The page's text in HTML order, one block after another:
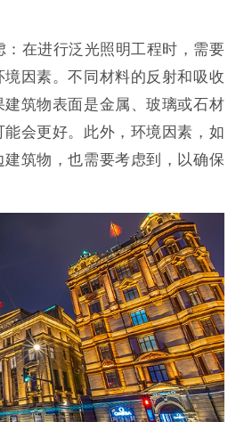
在进行泛光照明工程时，需要
因素。不同材料的反射和吸收
筑物表面是金属、玻璃或石材
会更好。此外，环境因素，如
筑物，也需要考虑到，以确保